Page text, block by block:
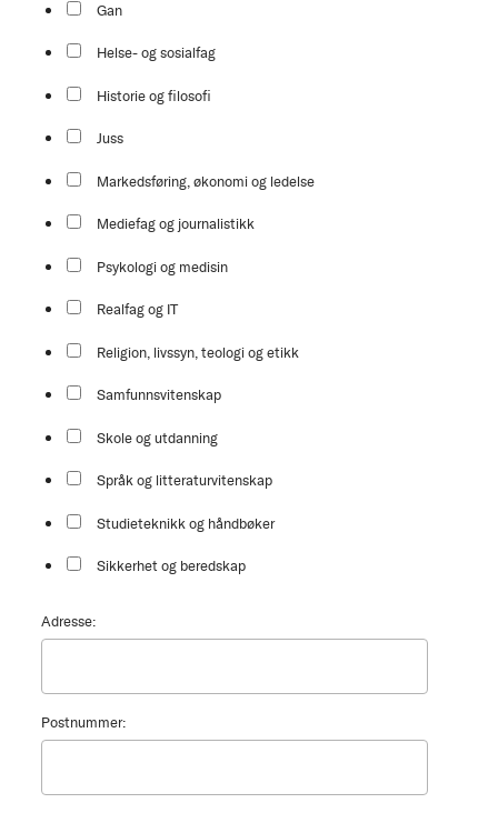
Gan
Helse- og sosialfag
Historie og filosofi
Juss
Markedsføring, økonomi og ledelse
Mediefag og journalistikk
Psykologi og medisin
Realfag og IT
Religion, livssyn, teologi og etikk
Samfunnsvitenskap
Skole og utdanning
Språk og litteraturvitenskap
Studieteknikk og håndbøker
Sikkerhet og beredskap
Adresse:
Postnummer: